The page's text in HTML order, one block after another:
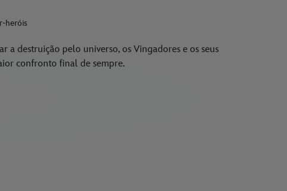
heróis
a destruição pelo universo, os Vingadores e os seus
confronto final de sempre.